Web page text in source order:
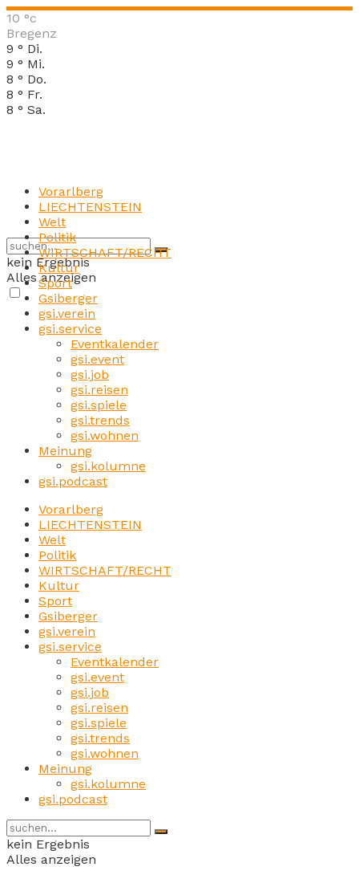
10 °c
Bregenz
9 ° Di.
9 ° Mi.
8 ° Do.
8 ° Fr.
8 ° Sa.
kein Ergebnis
Alles anzeigen
Vorarlberg
LIECHTENSTEIN
Welt
Politik
WIRTSCHAFT/RECHT
Kultur
Sport
Gsiberger
gsi.verein
gsi.service
Eventkalender
gsi.event
gsi.job
gsi.reisen
gsi.spiele
gsi.trends
gsi.wohnen
Meinung
gsi.kolumne
gsi.podcast
Vorarlberg
LIECHTENSTEIN
Welt
Politik
WIRTSCHAFT/RECHT
Kultur
Sport
Gsiberger
gsi.verein
gsi.service
Eventkalender
gsi.event
gsi.job
gsi.reisen
gsi.spiele
gsi.trends
gsi.wohnen
Meinung
gsi.kolumne
gsi.podcast
kein Ergebnis
Alles anzeigen